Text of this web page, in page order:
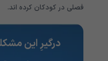
فصلی در کودکان کرده اند.
درگیرِ این